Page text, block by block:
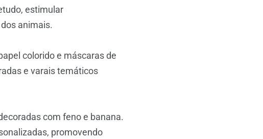
estimular
animais.
colorido e máscaras de
e varais temáticos
com feno e banana.
promovendo